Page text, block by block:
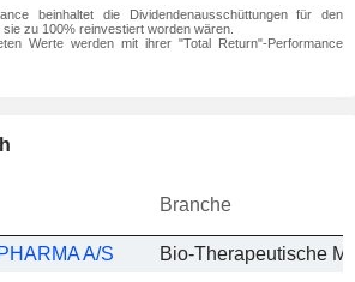
beinhaltet die Dividendenausschüttungen für den
zu 100% reinvestiert worden wären.
Werte werden mit ihrer "Total Return"-Performance
Branche
A/S